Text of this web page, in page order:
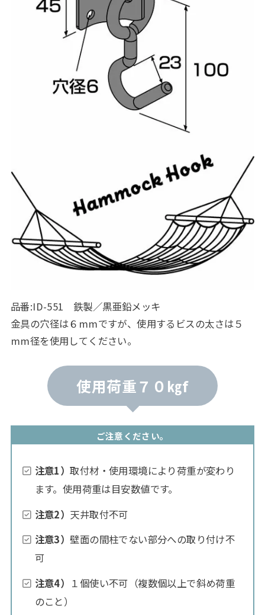
品番:ID-551 鉄製／黒亜鉛メッキ
金具の穴径は６mmですが、使用するビスの太さは５
mm径を使用してください。
使用荷重７０㎏f
ご注意ください。
注意1）取付材・使用環境により荷重が変わり
ます。使用荷重は目安数値です。
注意2） 天井取付不可
注意3）壁面の間柱でない部分への取り付け不
可
注意4） １個使い不可（複数個以上で斜め荷重
のこと）